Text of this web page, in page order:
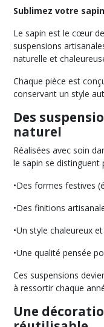
Sublimez votre
Le sapin est le cœur
suspensions
naturelle et
Chaque pièce est
conservant un style
Des
naturel
Réalisées avec soin
le sapin se distinguent
•Des formes festives
•Des finitions
•Un style chaleureux
•Une qualité pensée
Ces suspensions
à ressortir chaque
Une
PHOTOPHORES-
DÉCORATION
DE
(12)
MUGS
DE
(8)
DÉCORATION
LE
&
(1)
COURONNES
NOËL
(6)